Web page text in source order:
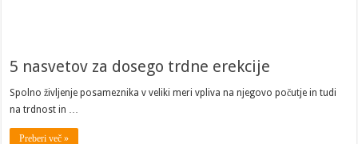
5 nasvetov za dosego trdne erekcije
Spolno življenje posameznika v veliki meri vpliva na njegovo počutje in tudi
na trdnost in …
Preberi več »